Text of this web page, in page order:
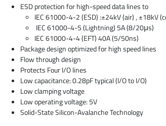
ESD protection for high-speed data lines to
IEC 61000-4-2 (ESD) :±24kV (air) , ±18kV
IEC 61000-4-5 (Lightning) 5A (8/20μs)
IEC 61000-4-4 (EFT) 40A (5/50ns)
Package design optimized for high speed lines
Flow through design
Protects Four I/O lines
Low capacitance: 0.28pF typical (I/O to I/O)
Low clamping voltage
Low operating voltage: 5V
Solid-State Silicon-Avalanche Technology